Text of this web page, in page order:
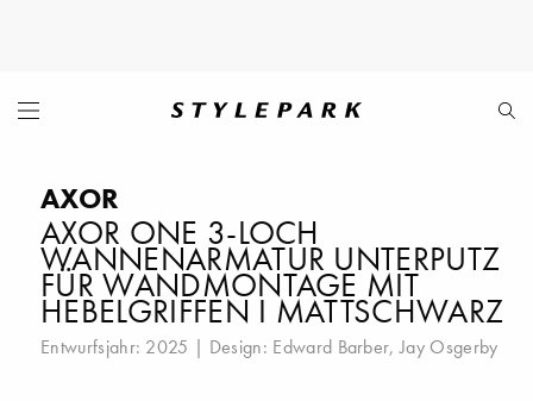
AXOR
AXOR ONE 3-LOCH
WANNENARMATUR UNTERPUTZ
FÜR WANDMONTAGE MIT
HEBELGRIFFEN I MATTSCHWARZ
Entwurfsjahr: 2025 | Design: Edward Barber,Jay Osgerby